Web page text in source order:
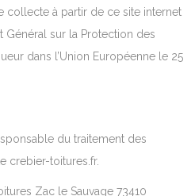
collecte à partir de ce site internet
sur la Protection des
dans l’Union Européenne le 25
du traitement des
crebier-toitures.fr.
Zac le Sauvage 73410